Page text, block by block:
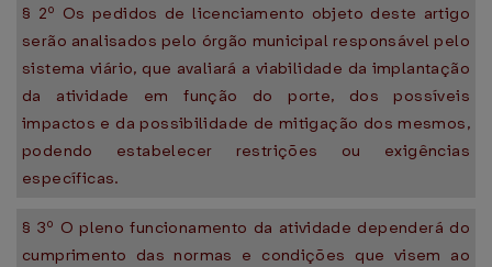
§ 2º Os pedidos de licenciamento objeto deste artigo
serão analisados pelo órgão municipal responsável pelo
sistema viário, que avaliará a viabilidade da implantação
da atividade em função do porte, dos possíveis
impactos e da possibilidade de mitigação dos mesmos,
podendo estabelecer restrições ou exigências
específicas.
§ 3º O pleno funcionamento da atividade dependerá do
cumprimento das normas e condições que visem ao